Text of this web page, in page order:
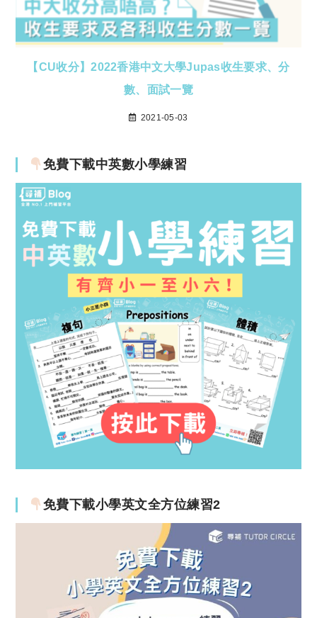
【CU收分】2022香港中文大學Jupas收生要求、分
數、面試一覽
2021-05-03
免費下載中英數小學練習
免費下載小學英文全方位練習2